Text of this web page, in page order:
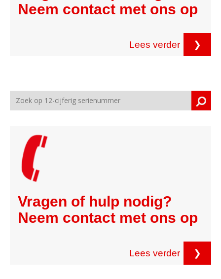
Neem contact met ons op
Lees verder ❯
Vragen of hulp nodig?
Neem contact met ons op
Lees verder ❯